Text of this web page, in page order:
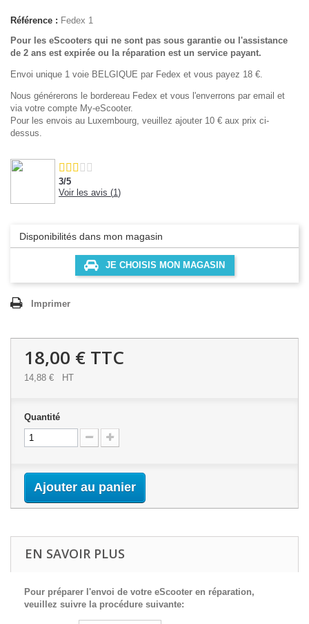
Référence : Fedex 1
Pour les eScooters qui ne sont pas sous garantie ou l'assistance
de 2 ans est expirée ou la réparation est un service payant.
Envoi unique 1 voie BELGIQUE par Fedex et vous payez 18 €.
Nous générerons le bordereau Fedex et vous l'enverrons par email et
via votre compte My-eScooter.
Pour les envois au Luxembourg, veuillez ajouter 10 € aux prix ci-
dessus.
3/5
Voir les avis (1)
Disponibilités dans mon magasin
JE CHOISIS MON MAGASIN
Imprimer
18,00 € TTC
14,88 € HT
Quantité
Ajouter au panier
EN SAVOIR PLUS
Pour préparer l'envoi de votre eScooter en réparation,
veuillez suivre la procédure suivante: